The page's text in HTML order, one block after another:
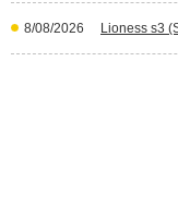
8/08/2026 Lioness s3